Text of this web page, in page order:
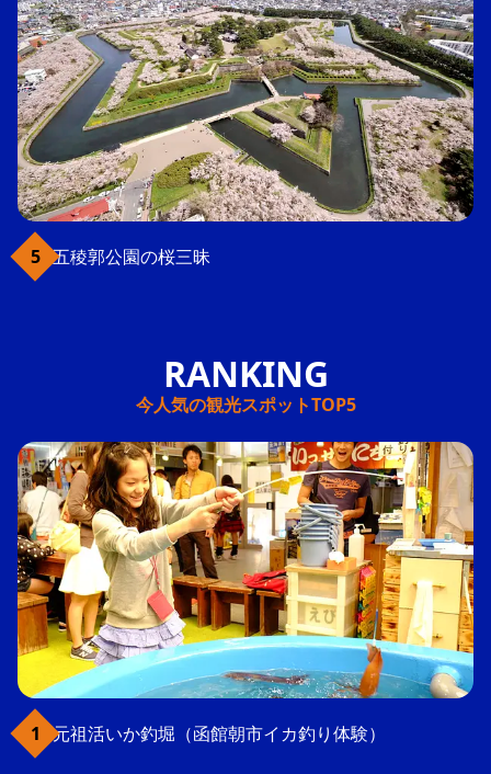
五稜郭公園の桜三昧
今人気の観光スポットTOP5
元祖活いか釣堀（函館朝市イカ釣り体験）